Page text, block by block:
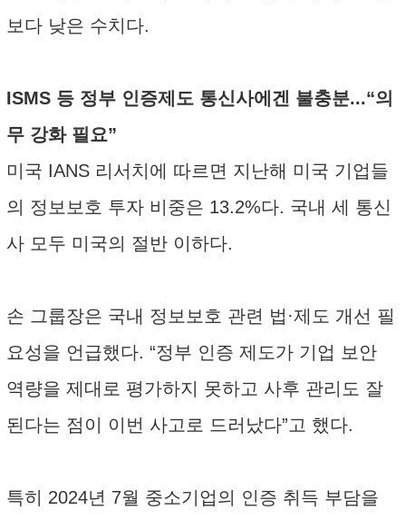
보다 낮은 수치다.
ISMS 등 정부 인증제도 통신사에겐 불충분...“의
무 강화 필요”
미국 IANS 리서치에 따르면 지난해 미국 기업들
의 정보보호 투자 비중은 13.2%다. 국내 세 통신
사 모두 미국의 절반 이하다.
손 그룹장은 국내 정보보호 관련 법·제도 개선 필
요성을 언급했다. “정부 인증 제도가 기업 보안
역량을 제대로 평가하지 못하고 사후 관리도 잘
된다는 점이 이번 사고로 드러났다”고 했다.
특히 2024년 7월 중소기업의 인증 취득 부담을